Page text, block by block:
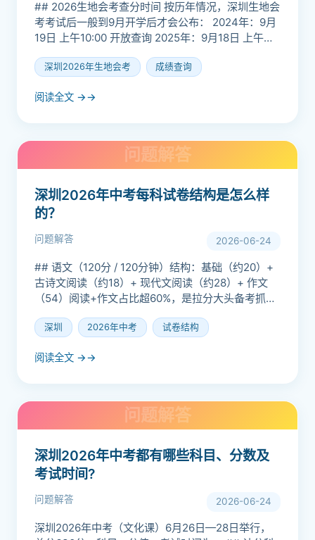
## 2026生地会考查分时间 按历年情况，深圳生地会
考考试后一般到9月开学后才会公布： 2024年：9月
19日 上午10:00 开放查询 2025年：9月18日 上午
深圳2026年生地会考 成绩查询
阅读全文 →
深圳2026年中考每科试卷结构是怎么样
的？
问题解答 2026-06-24
## 语文（120分 / 120分钟）结构：基础（约20）+
古诗文阅读（约18）+ 现代文阅读（约28）+ 作文
（54）阅读+作文占比超60%，是拉分大头备考抓
深圳 2026年中考 试卷结构
阅读全文 →
深圳2026年中考都有哪些科目、分数及
考试时间?
问题解答 2026-06-24
深圳2026年中考（文化课）6月26日—28日举行，